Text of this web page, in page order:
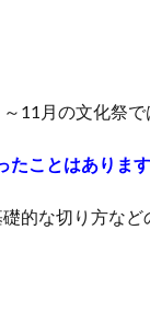
11月の文化祭
たことはありま
的な切り方な